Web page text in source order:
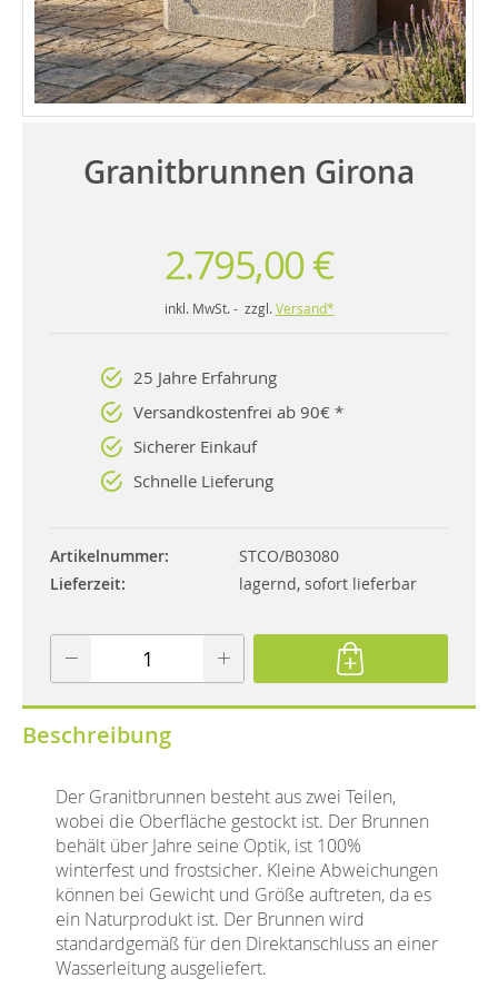
Granitbrunnen Girona
2.795,00 €
inkl. MwSt. - zzgl. Versand*
25 Jahre Erfahrung
Versandkostenfrei ab 90€ *
Sicherer Einkauf
Schnelle Lieferung
Artikelnummer
STCO/B03080
Lieferzeit
lagernd, sofort lieferbar
Beschreibung
Der Granitbrunnen besteht aus zwei Teilen,
wobei die Oberfläche gestockt ist. Der Brunnen
behält über Jahre seine Optik, ist 100%
winterfest und frostsicher. Kleine Abweichungen
können bei Gewicht und Größe auftreten, da es
ein Naturprodukt ist. Der Brunnen wird
standardgemäß für den Direktanschluss an einer
Wasserleitung ausgeliefert.